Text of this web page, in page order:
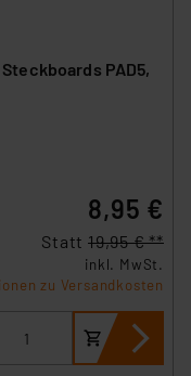
PAD5,
8,95 €
Statt 19,95 € **
inkl. MwSt.
zu Versandkosten